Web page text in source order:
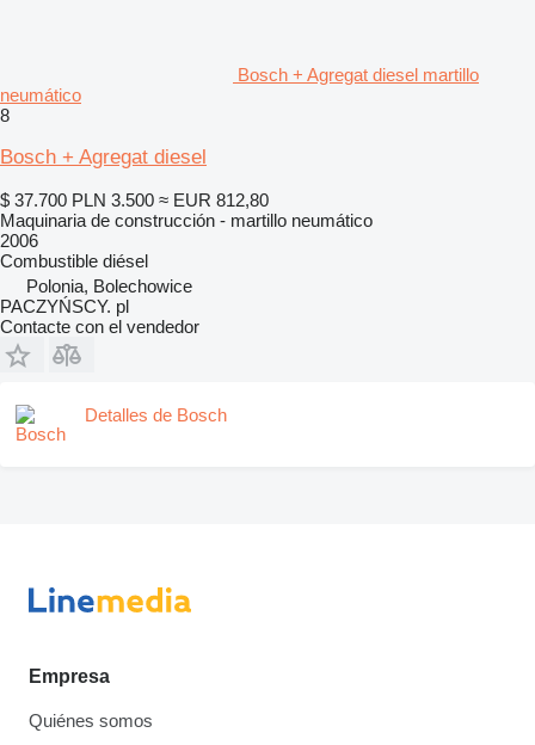
Bosch + Agregat diesel martillo
neumático
8
Bosch + Agregat diesel
$ 37.700 PLN 3.500 ≈ EUR 812,80
Maquinaria de construcción - martillo neumático
2006
Combustible diésel
Polonia, Bolechowice
PACZYŃSCY. pl
Contacte con el vendedor
Detalles de Bosch
Empresa
Quiénes somos